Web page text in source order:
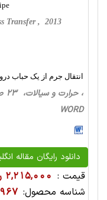
Transfer , 2013
انتقال جرم از یک حباب
WORD
دانلود رایگان مقاله
قیمت : 2,215,000 ریال
شناسه محصول: